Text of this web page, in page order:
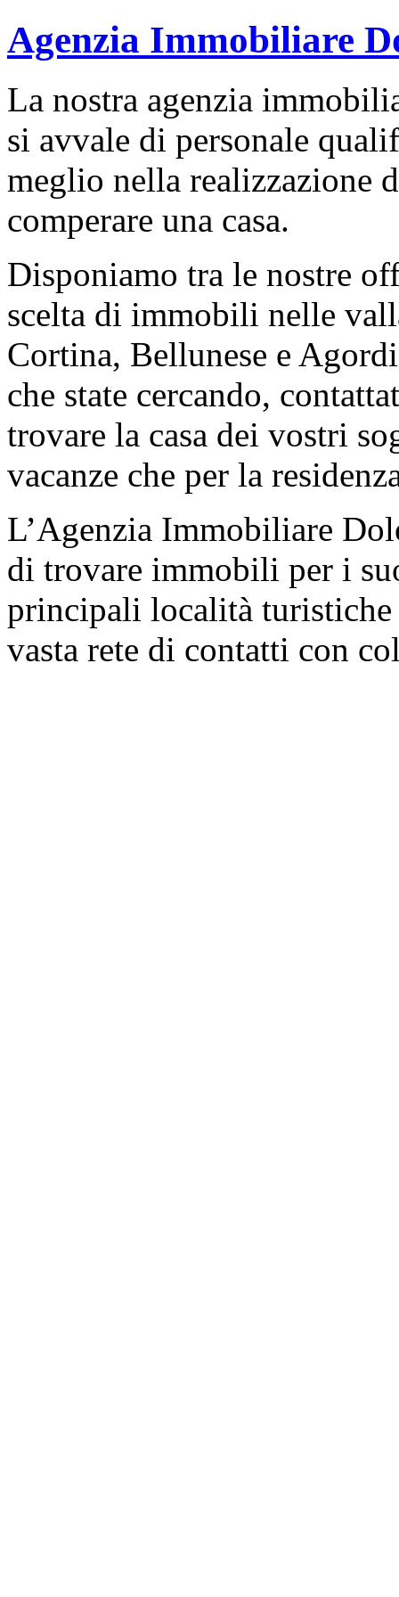
Agenzia Immobiliare
La nostra agenzia
si avvale di personale
meglio nella realizzazione
comperare una casa.
Disponiamo tra le nostre
scelta di immobili nelle
Cortina, Bellunese e
che state cercando,
trovare la casa dei vostri
vacanze che per la
L’Agenzia Immobiliare
di trovare immobili per i
principali località turistiche
vasta rete di contatti con